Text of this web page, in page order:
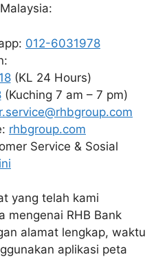
012-6031978
(KL 24 Hours)
(Kuching 7 am – 7 pm)
rhbgroup.com
Service & Sosial
yang telah kami
mengenai RHB Bank
alamat lengkap, waktu
aplikasi peta